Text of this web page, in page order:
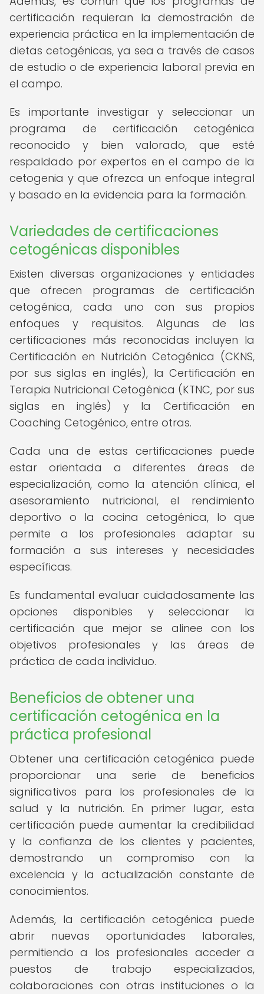
certificación requieran la demostración de
experiencia práctica en la implementación de
dietas cetogénicas, ya sea a través de casos
de estudio o de experiencia laboral previa en
el campo.
Es importante investigar y seleccionar un
programa de certificación cetogénica
reconocido y bien valorado, que esté
respaldado por expertos en el campo de la
cetogenia y que ofrezca un enfoque integral
y basado en la evidencia para la formación.
Variedades de certificaciones
cetogénicas disponibles
Existen diversas organizaciones y entidades
que ofrecen programas de certificación
cetogénica, cada uno con sus propios
enfoques y requisitos. Algunas de las
certificaciones más reconocidas incluyen la
Certificación en Nutrición Cetogénica (CKNS,
por sus siglas en inglés), la Certificación en
Terapia Nutricional Cetogénica (KTNC, por sus
siglas en inglés) y la Certificación en
Coaching Cetogénico, entre otras.
Cada una de estas certificaciones puede
estar orientada a diferentes áreas de
especialización, como la atención clínica, el
asesoramiento nutricional, el rendimiento
deportivo o la cocina cetogénica, lo que
permite a los profesionales adaptar su
formación a sus intereses y necesidades
específicas.
Es fundamental evaluar cuidadosamente las
opciones disponibles y seleccionar la
certificación que mejor se alinee con los
objetivos profesionales y las áreas de
práctica de cada individuo.
Beneficios de obtener una
certificación cetogénica en la
práctica profesional
Obtener una certificación cetogénica puede
proporcionar una serie de beneficios
significativos para los profesionales de la
salud y la nutrición. En primer lugar, esta
certificación puede aumentar la credibilidad
y la confianza de los clientes y pacientes,
demostrando un compromiso con la
excelencia y la actualización constante de
conocimientos.
Además, la certificación cetogénica puede
abrir nuevas oportunidades laborales,
permitiendo a los profesionales acceder a
puestos de trabajo especializados,
colaboraciones con otras instituciones o la